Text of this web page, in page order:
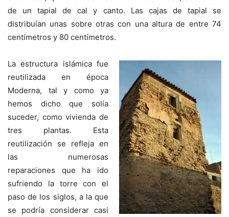
de un tapial de cal y canto. Las cajas de tapial se
distribuían unas sobre otras con una altura de entre 74
centímetros y 80 centímetros.
La estructura islámica fue
reutilizada en época
Moderna, tal y como ya
hemos dicho que solía
suceder, como vivienda de
tres plantas. Esta
reutilización se refleja en
las numerosas
reparaciones que ha ido
sufriendo la torre con el
paso de los siglos, a la que
se podría considerar casi